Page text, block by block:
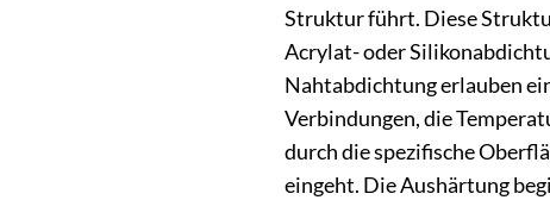
Struktur führt. Diese
Acrylat- oder
Nahtabdichtung erlauben
Verbindungen, die
durch die spezifische
eingeht. Die Aushärtung